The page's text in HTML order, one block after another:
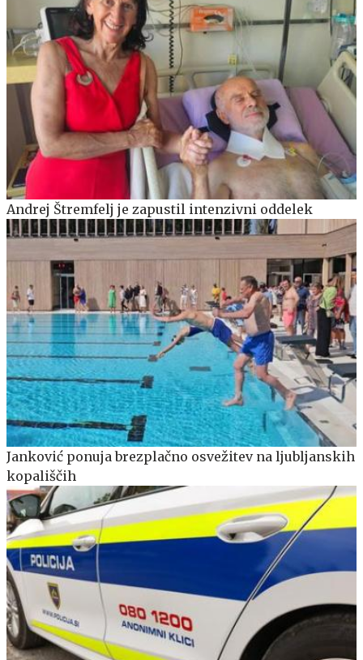
Andrej Štremfelj je zapustil intenzivni oddelek
Janković ponuja brezplačno osvežitev na ljubljanskih
kopališčih